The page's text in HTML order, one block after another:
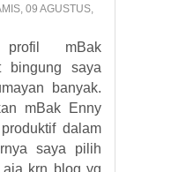
09 AGUSTUS,
mBak
bingung saya
banyak.
mBak Enny
dalam
saya pilih
krn blog yg